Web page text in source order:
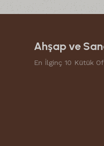
Ahşap ve
En İlginç 10 Kütük